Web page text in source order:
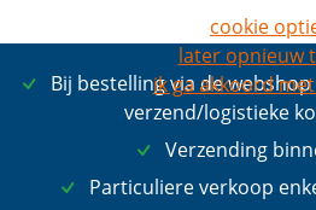
Bij bestelling via de
verzend/logistieke
Verzending
Particuliere verkoop
cookie
later opnieuw
ik ga akkoord